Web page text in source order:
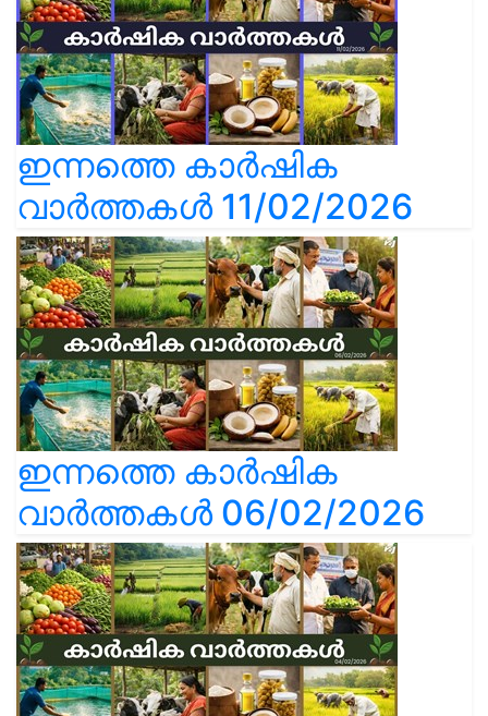
ഇന്നത്തെ കാർഷിക
വാർത്തകൾ 11/02/2026
ഇന്നത്തെ കാർഷിക
വാർത്തകൾ 06/02/2026